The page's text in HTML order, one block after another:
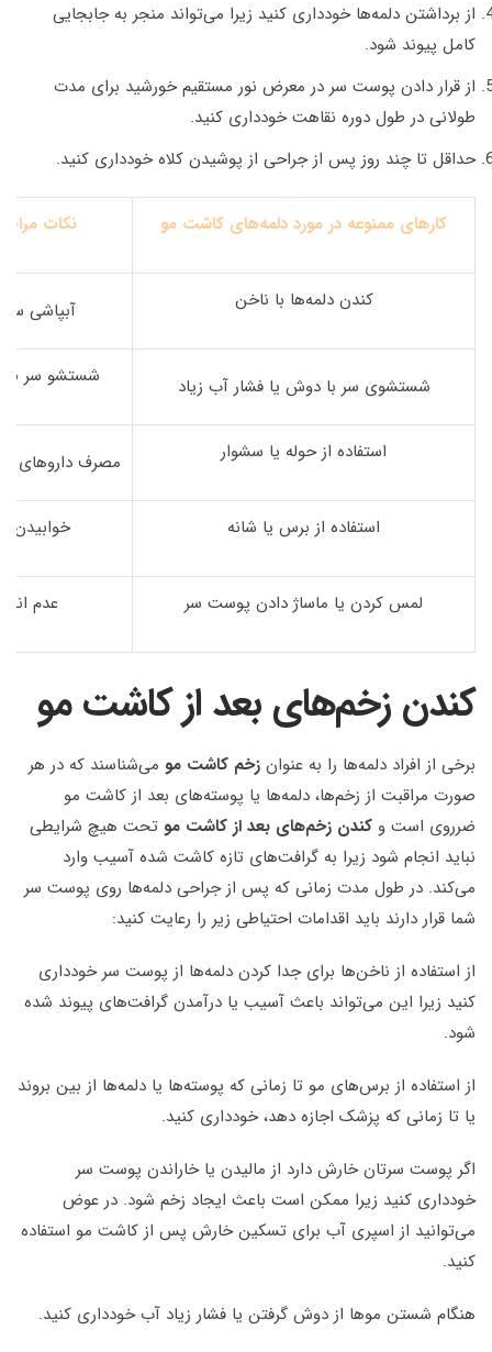
از برداشتن دلمه‌ها خودداری کنید زیرا می‌تواند منجر به جابجایی
کامل پیوند شود.
از قرار دادن پوست سر در معرض نور مستقیم خورشید برای مدت
طولانی در طول دوره نقاهت خودداری کنید.
حداقل تا چند روز پس از جراحی از پوشیدن کلاه خودداری کنید.
کارهای ممنوعه در مورد دلمه‌های کاشت مو نکات
کندن دلمه‌ها با ناخن آبپاشی سر
شستشوی سر با دوش یا فشار آب زیاد شستشو سر با
استفاده از حوله یا سشوار مصرف داروهای
استفاده از برس یا شانه خوابیدن
لمس کردن یا ماساژ دادن پوست سر عدم
کندن زخم‌های بعد از کاشت مو
برخی از افراد دلمه‌ها را به عنوان زخم کاشت مو می‌شناسند که در هر
صورت مراقبت از زخم‌ها، دلمه‌ها یا پوسته‌های بعد از کاشت مو
ضرروی است و کندن زخم‌های بعد از کاشت مو تحت هیچ شرایطی
نباید انجام شود زیرا به گرافت‌های تازه کاشت شده آسیب وارد
می‌کند. در طول مدت زمانی که پس از جراحی دلمه‌ها روی پوست سر
شما قرار دارند باید اقدامات احتیاطی زیر را رعایت کنید:
از استفاده از ناخن‌ها برای جدا کردن دلمه‌ها از پوست سر خودداری
کنید زیرا این می‌تواند باعث آسیب یا درآمدن گرافت‌های پیوند شده
شود.
از استفاده از برس‌های مو تا زمانی که پوسته‌ها یا دلمه‌‌ها از بین بروند
یا تا زمانی که پزشک اجازه دهد، خودداری کنید.
اگر پوست سرتان خارش دارد از مالیدن یا خاراندن پوست سر
خودداری کنید زیرا ممکن است باعث ایجاد زخم شود. در عوض
می‌توانید از اسپری آب برای تسکین خارش پس از کاشت مو استفاده
کنید.
هنگام شستن موها از دوش گرفتن یا فشار زیاد آب خودداری کنید.